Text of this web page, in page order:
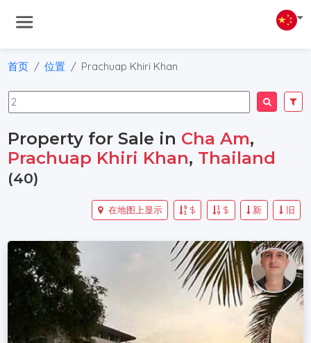
首页 位置 Prachuap Khiri Khan
Property for Sale in Cha Am,
Prachuap Khiri Khan, Thailand
(40)
旧
新
$
$
在地图上显示